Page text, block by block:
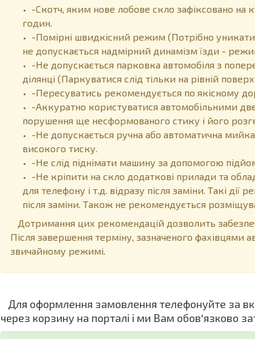
-Скотч, яким нове лобове скло зафіксовано на
годин.
-Помірні швидкісний режим (Потрібно
не допускається надмірний динамізм їзди -
-Не допускається парковка автомобіля з
ділянці (Паркуватися слід тільки на рівній
-Пересуватись рекомендується по якісному
-Аккуратно користуватися автомобільними
порушення ще несформованого стику і його
-Не допускається ручна або автоматична
високого тиску.
-Не слід піднімати машину за допомогою
-Не кріпити на скло додаткові прилади та
для телефону і т.д. відразу після заміни. Такі
після заміни. Також не рекомендується
Дотримання цих рекомендацій дозволить
Після завершення терміну, зазначеного фахівцями
звичайному режимі.
Для оформлення замовлення телефонуйте за
через корзину на порталі і ми Вам обов'язково